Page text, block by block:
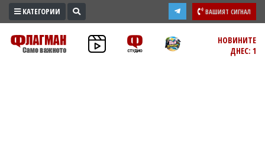
ПРОМО
ЗОНА
КАТЕГОРИИ ВАШИЯТ СИГНАЛ
НОВИНИТЕ
ДНЕС: 1